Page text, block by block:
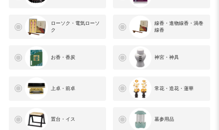
ローソク・電気ローソ
ク
線香・進物線香・渦巻
線香
お香・香炭 神宮・神具
上卓・前卓 常花・造花・蓮華
置台・イス 墓参用品